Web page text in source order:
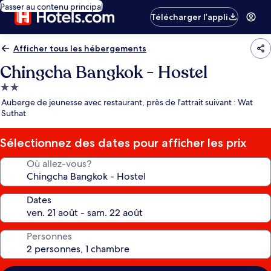
Passer au contenu principal
Télécharger l’appli
Afficher tous les hébergements
Chingcha Bangkok - Hostel
Hébergement
2.0 étoiles
Auberge de jeunesse avec restaurant, près de l'attrait suivant : Wat
Suthat
Sélectionnez des dates pour afficher les prix
Où allez-vous?
Dates
Personnes